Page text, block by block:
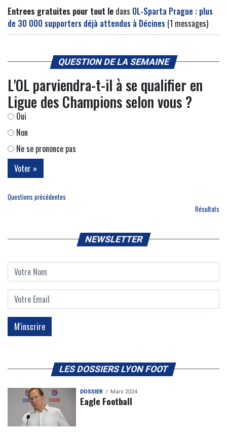
Entrees gratuites pour tout le dans OL-Sparta Prague : plus
de 30 000 supporters déjà attendus à Décines (1 messages)
QUESTION DE LA SEMAINE
L'OL parviendra-t-il à se qualifier en
Ligue des Champions selon vous ?
Oui
Non
Ne se prononce pas
Questions précédentes
Résultats
NEWSLETTER
LES DOSSIERS LYON FOOT
DOSSIER Mars 2024
Eagle Football